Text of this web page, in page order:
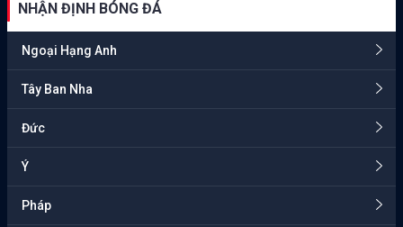
NHẬN ĐỊNH BÓNG ĐÁ
Ngoại Hạng Anh
Tây Ban Nha
Đức
Ý
Pháp